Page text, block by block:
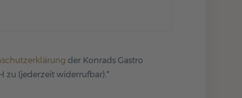
der Konrads Gastro
zu (jederzeit widerrufbar).*